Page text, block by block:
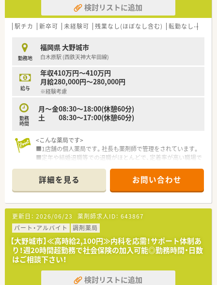
■新卒採用も行っており、学生の実習受け入れを実施しておりま
すので研修に関しても自信があります。
<ワークライフバランスを推進>
■男性薬剤師も多く、ヘルプ体制も充実している為、必要なお休
みも取りやすいです。
■原則完全週休二日制で祝日が多い月でも公休が減ることはご
ざいません。
<チャレンジできる環境>
■本人が望めば早い段階での管理薬剤師業務やマネジメント業
務など社長と近い環境で色々学ぶことができます。
検討リストに追加
駅チカ 新卒可 未経験可 残業なし(ほぼなし含む) 転勤なし
勤務地
福岡県 大野城市
白木原駅 (西鉄天神大牟田線)
給与
年収410万円～410万円
月給280,000円～280,000円
※経験考慮
勤務
時間
月～金08:30～18:00(休憩60分)
土 08:30～17:00(休憩60分)
<こんな薬局です>
■1店舗の個人薬局です。社長も薬剤師で管理をされています。
■定年や結婚退職等での退職がほとんどで、定着率が高い職場で
■薬局周辺にはドラッグストアやコンビニ、ファミレス、銀行な
ど周辺環境が充実しています。
■季節に合わせた飾りや花などがある綺麗な薬局です。
<店舗情報>
■コアタイムは10:00～16:00ですが休憩は交代でしっかり取れ
ます。
■事務の方も補助に回るため業務負担は少ないです。
■木、金に個人在宅がございます。
詳細を見る お問い合わせ
更新日： 2026/06/23 薬剤師求人ID： 643867
パート・アルバイト
調剤薬局
【大野城市】≪高時給2,100円≫内科を応需！サポート体制あ
り！週20時間超勤務で社会保険の加入可能◎勤務時間・日数
はご相談下さい！
検討リストに追加